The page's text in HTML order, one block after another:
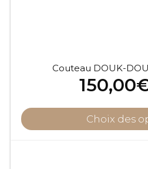
Couteau DOUK-
150,00
Choix des